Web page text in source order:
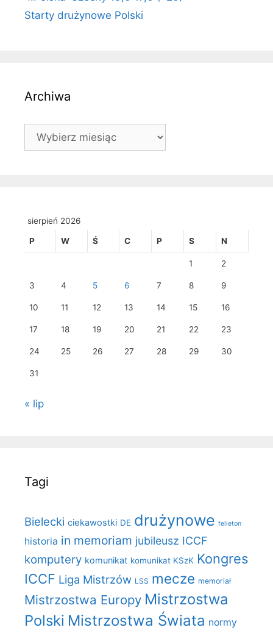
Starty drużynowe Polski
Archiwa
Archiwa
sierpień 2026
P W Ś C P S N
1 2
3 4 5 6 7 8 9
10 11 12 13 14 15 16
17 18 19 20 21 22 23
24 25 26 27 28 29 30
31
« lip
Tagi
Bielecki ciekawostki DE drużynowe felieton
historia in memoriam jubileusz ICCF
komputery komunikat komunikat KSzK Kongres
ICCF Liga Mistrzów LSS mecze memoriał
Mistrzostwa Europy Mistrzostwa
Polski Mistrzostwa Świata normy